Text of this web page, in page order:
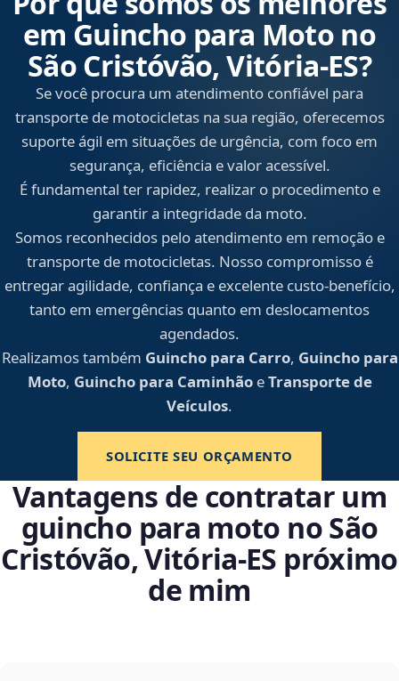
em Guincho para Moto no
São Cristóvão, Vitória‑ES?
Se você procura um atendimento confiável para
transporte de motocicletas na sua região, oferecemos
suporte ágil em situações de urgência, com foco em
segurança, eficiência e valor acessível.
É fundamental ter rapidez, realizar o procedimento e
garantir a integridade da moto.
Somos reconhecidos pelo atendimento em remoção e
transporte de motocicletas. Nosso compromisso é
entregar agilidade, confiança e excelente custo-benefício,
tanto em emergências quanto em deslocamentos
agendados.
Realizamos também Guincho para Carro, Guincho para
Moto, Guincho para CaminhãoeTransporte de
Veículos.
SOLICITE SEU ORÇAMENTO
Vantagens de contratar um
guincho para moto no São
Cristóvão, Vitória‑ES próximo
de mim